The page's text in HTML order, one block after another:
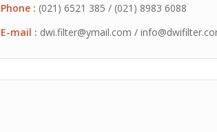
Phone : (021) 6521 385 / (021) 8983 6088
E-mail : dwi.filter@ymail.com /